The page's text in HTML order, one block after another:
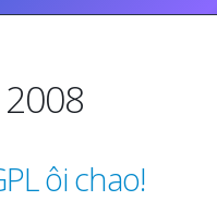
ôi chao!